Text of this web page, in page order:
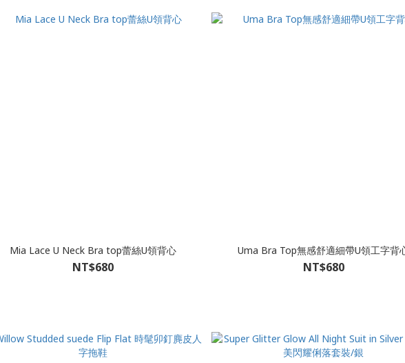
Mia Lace U Neck Bra top蕾絲U領背心
NT$680
Uma Bra Top無感舒適細帶U領工字背
NT$680